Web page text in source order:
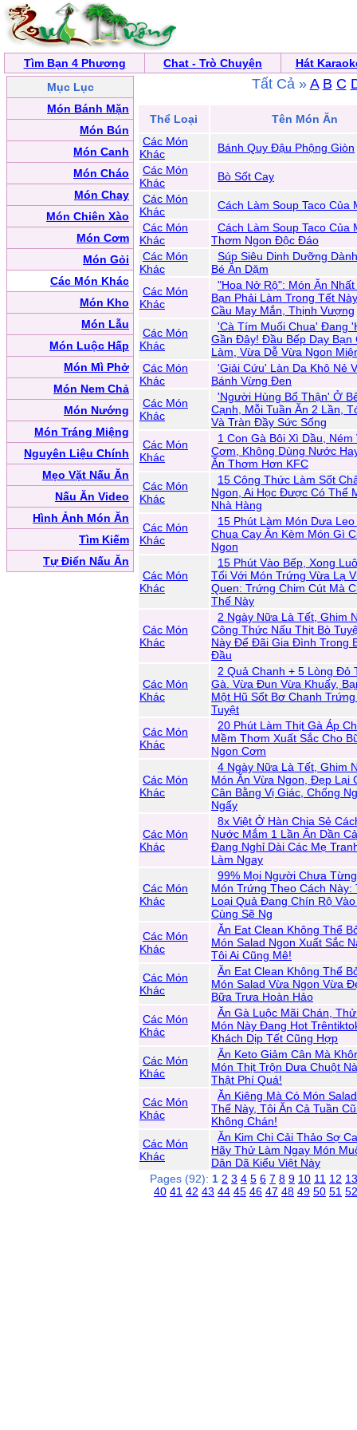
Tìm Bạn 4 Phương Chat - Trò Chuyện
Hát
Mục Lục
Món Bánh Mặn
Món Bún
Món Canh
Món Cháo
Món Chay
Món Chiên Xào
Món Cơm
Món Gỏi
Các Món Khác
Món Kho
Món Lẫu
Món Luộc Hấp
Món Mì Phở
Món Nem Chả
Món Nướng
Món Tráng Miệng
Nguyên Liệu Chính
Mẹo Vặt Nấu Ăn
Nấu Ăn Video
Hình Ảnh Món Ăn
Tìm Kiếm
Tự Điển Nấu Ăn
Tất Cả » A B C
Thể Loại
Tên Món Ăn
Các Món
Khác
Bánh Quy Đậu Phộng Giòn
Các Món
Khác
Bò Sốt Cay
Các Món
Khác
Cách Làm Soup Taco Của
Các Món
Khác
Cách Làm Soup Taco Của
Thơm Ngon Độc Đáo
Các Món
Khác
Súp Siêu Dinh Dưỡng
Bé Ăn Dặm
Các Món
Khác
"Hoa Nở Rộ": Món Ăn
Bạn Phải Làm Trong Tết
Cầu May Mắn, Thịnh Vượng
Các Món
Khác
'Cà Tím Muối Chua' Đang
Gần Đây! Đầu Bếp Dạy Bạn
Làm, Vừa Dễ Vừa Ngon
Các Món
Khác
'Giải Cứu' Làn Da Khô Nẻ
Bánh Vừng Đen
Các Món
Khác
'Người Hùng Bổ Thận' Ở
Cạnh, Mỗi Tuần Ăn 2 Lần,
Và Tràn Đầy Sức Sống
Các Món
Khác
1 Con Gà Bôi Xì Dầu, Ném
Cơm, Không Dùng Nước
Ăn Thơm Hơn KFC
Các Món
Khác
15 Công Thức Làm Sốt
Ngon, Ai Học Được Có Thể
Nhà Hàng
Các Món
Khác
15 Phút Làm Món Dưa Leo
Chua Cay Ăn Kèm Món Gì
Ngon
Các Món
Khác
15 Phút Vào Bếp, Xong
Tối Với Món Trứng Vừa Lạ
Quen: Trứng Chim Cút Mà
Thế Này
Các Món
Khác
2 Ngày Nữa Là Tết, Ghim
Công Thức Nấu Thịt Bò
Này Để Đãi Gia Đình Trong
Đầu
Các Món
Khác
2 Quả Chanh + 5 Lòng Đỏ
Gà. Vừa Đun Vừa Khuấy,
Một Hũ Sốt Bơ Chanh
Tuyệt
Các Món
Khác
20 Phút Làm Thịt Gà Áp
Mềm Thơm Xuất Sắc Cho
Ngon Cơm
Các Món
Khác
4 Ngày Nữa Là Tết, Ghim
Món Ăn Vừa Ngon, Đẹp Lại
Cân Bằng Vị Giác, Chống
Ngấy
Các Món
Khác
8x Việt Ở Hàn Chia Sẻ
Nước Mắm 1 Lần Ăn Dần
Đang Nghỉ Dài Các Mẹ
Làm Ngay
Các Món
Khác
99% Mọi Người Chưa
Món Trứng Theo Cách Này:
Loại Quả Đang Chín Rộ
Cùng Sẽ Ng
Các Món
Khác
Ăn Eat Clean Không Thể
Món Salad Ngon Xuất Sắc
Tôi Ai Cũng Mê!
Các Món
Khác
Ăn Eat Clean Không Thể
Món Salad Vừa Ngon Vừa
Bữa Trưa Hoàn Hảo
Các Món
Khác
Ăn Gà Luộc Mãi Chán,
Món Này Đang Hot
Khách Dịp Tết Cũng Hợp
Các Món
Khác
Ăn Keto Giảm Cân Mà
Món Thịt Trộn Dưa Chuột
Thật Phí Quá!
Các Món
Khác
Ăn Kiêng Mà Có Món
Thế Này, Tôi Ăn Cả Tuần
Không Chán!
Các Món
Khác
Ăn Kim Chi Cải Thảo Sợ
Hãy Thử Làm Ngay Món
Dân Dã Kiểu Việt Này
Pages (92): 1 2 3 4 5 6 7 8 9 10 11 12 13
40 41 42 43 44 45 46 47 48 49 50 51 52